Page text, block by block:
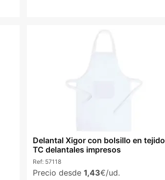
Delantal Xigor con bolsillo en tejido
TC delantales impresos
Ref: 57118
Precio desde1,43€/ud.